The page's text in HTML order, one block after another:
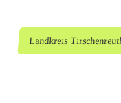
i
Landkreis